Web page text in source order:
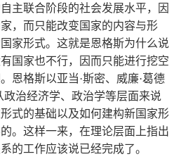
主联合阶段的社会发展水平，因
，而只能改变国家的内容与形
家形式。这就是恩格斯为什么说
国家也不行，因而只能进行挖空
恩格斯以亚当·斯密、威廉·葛德
政治经济学、政治学等层面来说
式的基础以及如何建构新国家形
。这样一来，在理论层面上指出
的工作应该说已经完成了。